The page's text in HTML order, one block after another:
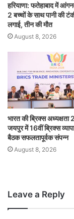
हरियाणा: फतेहाबाद में
2 बच्चों के साथ पानी की
लगाई, तीन की मौत
August 8, 2026
भारत की ब्रिक्‍स
जयपुर में 16वीं ब्रिक्‍स
बैठक सफलतापूर्वक संपन्न
August 8, 2026
Leave a Reply